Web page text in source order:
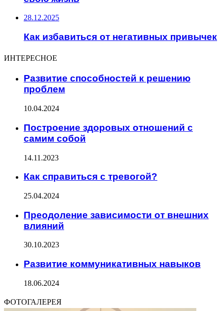
28.12.2025
Как избавиться от негативных привычек
ИНТЕРЕСНОЕ
Развитие способностей к решению
проблем
10.04.2024
Построение здоровых отношений с
самим собой
14.11.2023
Как справиться с тревогой?
25.04.2024
Преодоление зависимости от внешних
влияний
30.10.2023
Развитие коммуникативных навыков
18.06.2024
ФОТОГАЛЕРЕЯ